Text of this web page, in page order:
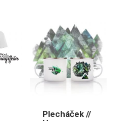
Plecháček //